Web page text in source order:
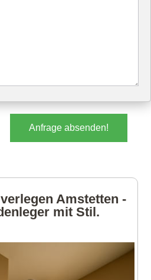
Anfrage absenden!
Amstetten -
mit Stil.